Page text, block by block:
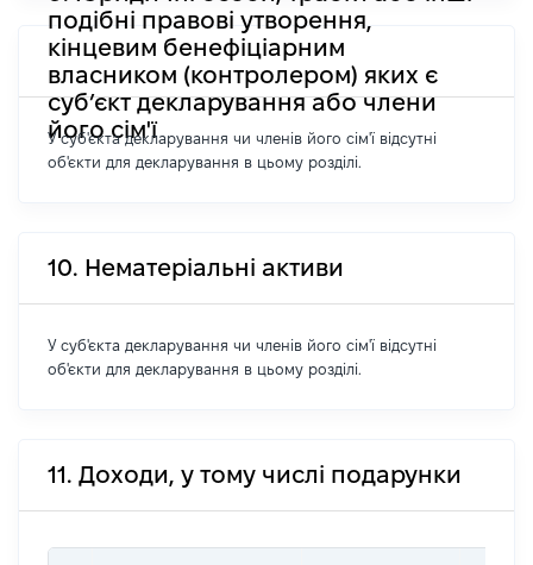
подібні правові утворення,
кінцевим бенефіціарним
власником (контролером) яких є
суб’єкт декларування або члени
його сім'ї
У суб'єкта декларування чи членів його сім'ї відсутні
об'єкти для декларування в цьому розділі.
10. Нематеріальні активи
У суб'єкта декларування чи членів його сім'ї відсутні
об'єкти для декларування в цьому розділі.
11. Доходи, у тому числі подарунки